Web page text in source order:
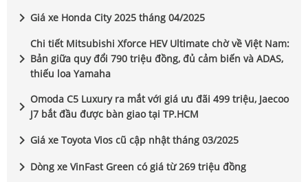
chevron_right Giá xe Honda City 2025 tháng 04/2025
chevron_right
Chi tiết Mitsubishi Xforce HEV Ultimate chờ về Việt Nam:
Bản giữa quy đổi 790 triệu đồng, đủ cảm biến và ADAS,
thiếu loa Yamaha
chevron_right Omoda C5 Luxury ra mắt với giá ưu đãi 499 triệu, Jaecoo
J7 bắt đầu được bàn giao tại TP.HCM
chevron_right Giá xe Toyota Vios cũ cập nhật tháng 03/2025
chevron_right Dòng xe VinFast Green có giá từ 269 triệu đồng